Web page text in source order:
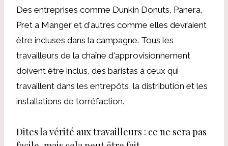
Des entreprises comme Dunkin Donuts, Panera,
Pret a Manger et d'autres comme elles devraient
être incluses dans la campagne. Tous les
travailleurs de la chaîne d'approvisionnement
doivent être inclus, des baristas à ceux qui
travaillent dans les entrepôts, la distribution et les
installations de torréfaction.
Dites la vérité aux travailleurs : ce ne sera pas